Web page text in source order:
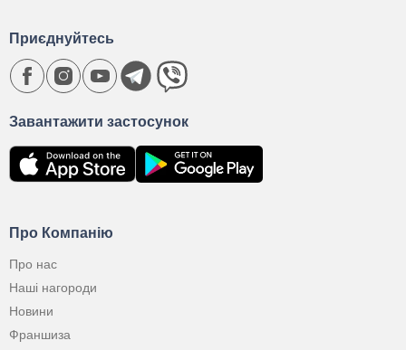
Про Компанію
Про нас
Наші нагороди
Новини
Франшиза
Завантажити застосунок
Приєднуйтесь